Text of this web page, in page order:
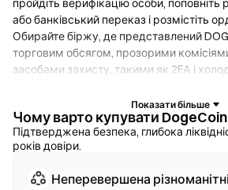
пройдіть верифікацію особи,
або банківський переказ і розмістіть
Обирайте біржу, де представлений
торговим обсягом, прозорими
засобами захисту, такими як 2FA і
Криптогаманці
Для користувачів, які надають
зберіганню активів. Некостодіальні
безпосередньо через інтерфейс
Чому варто купувати
Підтверджена безпека, глибока
років довіри.
Неперевершена